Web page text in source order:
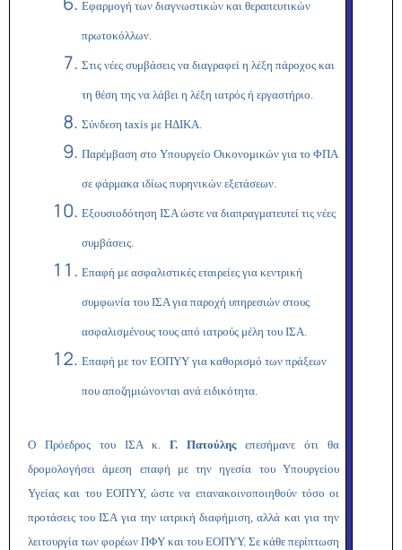
Εφαρμογή των διαγνωστικών και θεραπευτικών
πρωτοκόλλων.
Στις νέες συμβάσεις να διαγραφεί η λέξη πάροχος και
τη θέση της να λάβει η λέξη ιατρός ή εργαστήριο.
Σύνδεση taxis με ΗΔΙΚΑ.
Παρέμβαση στο Υπουργείο Οικονομικών για το ΦΠΑ
σε φάρμακα ιδίως πυρηνικών εξετάσεων.
Εξουσιοδότηση ΙΣΑ ώστε να διαπραγματευτεί τις νέες
συμβάσεις.
Επαφή με ασφαλιστικές εταιρείες για κεντρική
συμφωνία του ΙΣΑ για παροχή υπηρεσιών στους
ασφαλισμένους τους από ιατρούς μέλη του ΙΣΑ.
Επαφή με τον ΕΟΠΥΥ για καθορισμό των πράξεων
που αποζημιώνονται ανά ειδικότητα.
Ο Πρόεδρος του ΙΣΑ κ. Γ. Πατούληςεπεσήμανε ότι θα
δρομολογήσει άμεση επαφή με την ηγεσία του Υπουργείου
Υγείας και του ΕΟΠΥΥ, ώστε να επανακοινοποιηθούν τόσο οι
προτάσεις του ΙΣΑ για την ιατρική διαφήμιση, αλλά και για την
λειτουργία των φορέων ΠΦΥ και του ΕΟΠΥΥ. Σε κάθε περίπτωση